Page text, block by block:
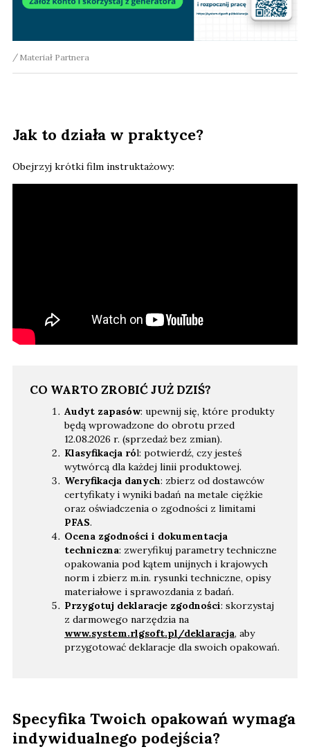
Materiał Partnera
Jak to działa w praktyce?
Obejrzyj krótki film instruktażowy:
CO WARTO ZROBIĆ JUŻ DZIŚ?
Audyt zapasów: upewnij się, które produkty
będą wprowadzone do obrotu przed
12.08.2026 r. (sprzedaż bez zmian).
Klasyfikacja ról: potwierdź, czy jesteś
wytwórcą dla każdej linii produktowej.
Weryfikacja danych: zbierz od dostawców
certyfikaty i wyniki badań na metale ciężkie
oraz oświadczenia o zgodności z limitami
PFAS.
Ocena zgodności i dokumentacja
techniczna: zweryfikuj parametry techniczne
opakowania pod kątem unijnych i krajowych
norm i zbierz m.in. rysunki techniczne, opisy
materiałowe i sprawozdania z badań.
Przygotuj deklaracje zgodności: skorzystaj
z darmowego narzędzia na
www.system.rlgsoft.pl/deklaracja, aby
przygotować deklaracje dla swoich opakowań.
Specyfika Twoich opakowań wymaga
indywidualnego podejścia?